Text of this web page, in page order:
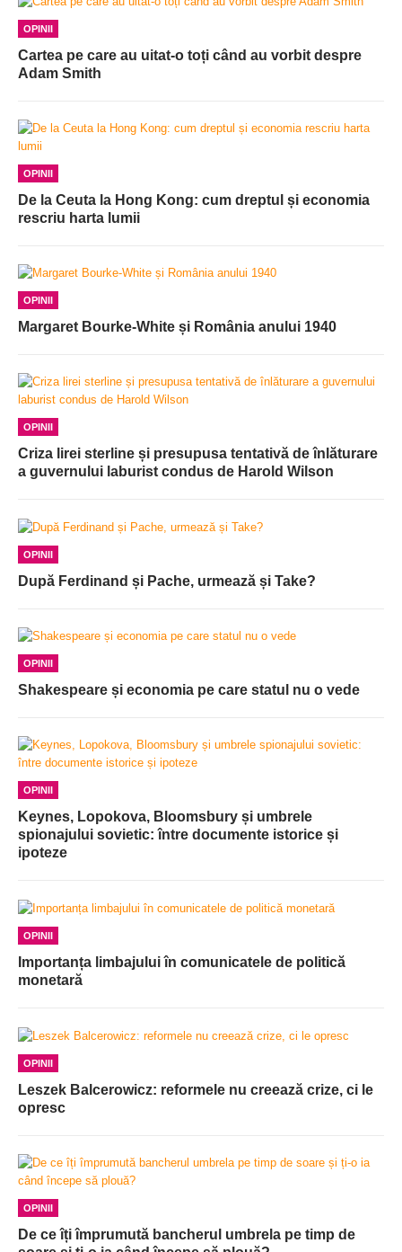
OPINII
Cartea pe care au uitat-o toți când au vorbit despre
Adam Smith
OPINII
De la Ceuta la Hong Kong: cum dreptul și economia
rescriu harta lumii
OPINII
Margaret Bourke-White și România anului 1940
OPINII
Criza lirei sterline și presupusa tentativă de înlăturare
a guvernului laburist condus de Harold Wilson
OPINII
După Ferdinand și Pache, urmează și Take?
OPINII
Shakespeare și economia pe care statul nu o vede
OPINII
Keynes, Lopokova, Bloomsbury și umbrele
spionajului sovietic: între documente istorice și
ipoteze
OPINII
Importanța limbajului în comunicatele de politică
monetară
OPINII
Leszek Balcerowicz: reformele nu creează crize, ci le
opresc
OPINII
De ce îți împrumută bancherul umbrela pe timp de